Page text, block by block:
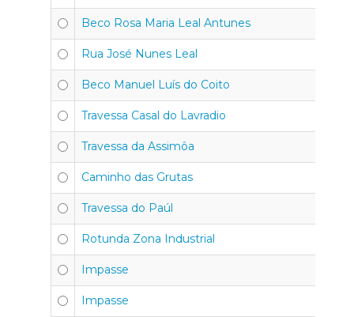
Beco Rosa Maria Leal Antunes
Rua José Nunes Leal
Beco Manuel Luís do Coito
Travessa Casal do Lavradio
Travessa da Assimôa
Caminho das Grutas
Travessa do Paúl
Rotunda Zona Industrial
Impasse
Impasse